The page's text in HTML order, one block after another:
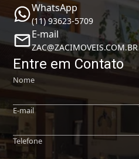
WhatsApp
(11) 93623-5709
E-mail
ZAC@ZACIMOVEIS.COM.BR
Entre em Contato
Nome
E-mail
Telefone